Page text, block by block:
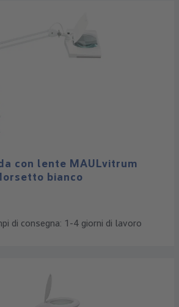
con lente MAULvitrum
bianco
di consegna: 1-4 giorni di lavoro